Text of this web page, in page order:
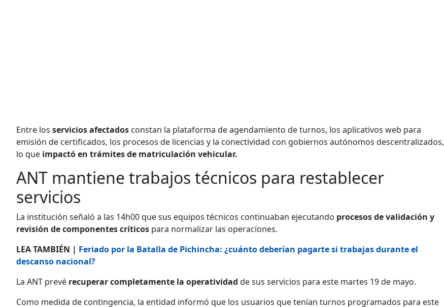
Entre los servicios afectados constan la plataforma de agendamiento de turnos, los aplicativos web para
emisión de certificados, los procesos de licencias y la conectividad con gobiernos autónomos descentralizados,
lo que impactó en trámites de matriculación vehicular.
ANT mantiene trabajos técnicos para restablecer
servicios
La institución señaló a las 14h00 que sus equipos técnicos continuaban ejecutando procesos de validación y
revisión de componentes críticos para normalizar las operaciones.
LEA TAMBIÉN | Feriado por la Batalla de Pichincha: ¿cuánto deberían pagarte si trabajas durante el
descanso nacional?
La ANT prevé recuperar completamente la operatividad de sus servicios para este martes 19 de mayo.
Como medida de contingencia, la entidad informó que los usuarios que tenían turnos programados para este